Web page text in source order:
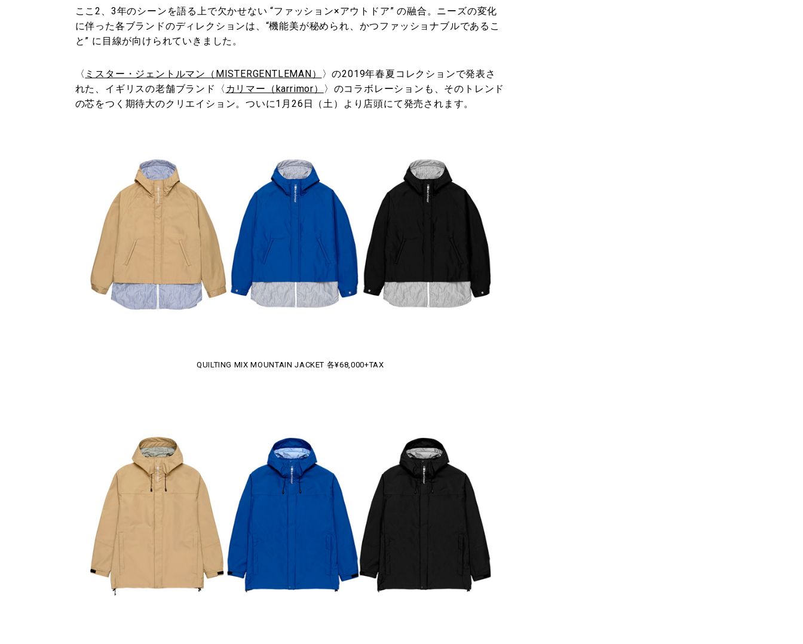
ここ2、3年のシーンを語る上で欠かせない “ファッション×アウトドア” の融合。ニーズの変化
に伴った各ブランドのディレクションは、“機能美が秘められ、かつファッショナブルであるこ
と” に目線が向けられていきました。
〈 ミスター・ジェントルマン（MISTERGENTLEMAN）
〉の2019年春夏コレクションで発表さ
れた、イギリスの老舗ブランド〈 カリマー（karrimor）
〉のコラボレーションも、そのトレンド
の芯をつく期待大のクリエイション。ついに1月26日（土）より店頭にて発売されます。
QUILTING MIX MOUNTAIN JACKET 各¥68,000+TAX